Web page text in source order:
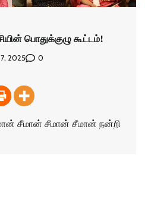
பொதுக்குழு கூட்டம்!
2025 0
சீமான் சீமான் சீமான் நன்றி